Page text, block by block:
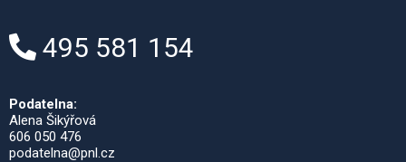
495 581 154
Podatelna:
Alena Šikýřová
606 050 476
podatelna@pnl.cz